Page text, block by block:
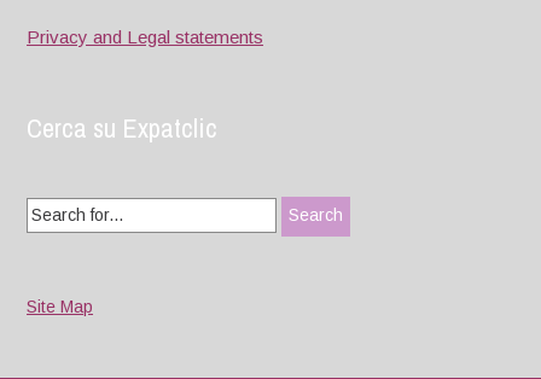
Privacy and Legal statements
Cerca su Expatclic
Search
for:
Site Map